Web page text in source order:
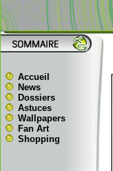
Accueil
News
Dossiers
Astuces
Wallpapers
Fan Art
Shopping